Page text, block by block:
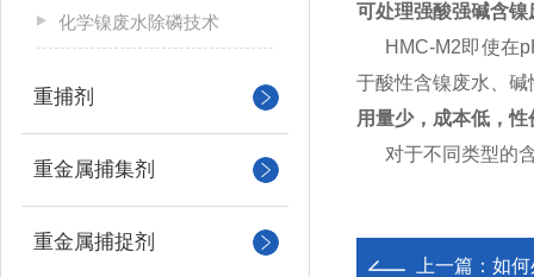
化学镍废水除磷技术
重捕剂
重金属捕集剂
重金属捕捉剂
可处理强酸强碱含镍
HMC-M2即使在
于酸性含镍废水、
用量少，成本低，性
对于不同类型的
上一篇： 如